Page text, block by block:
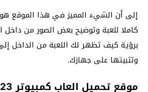
إلى أن الشيء المميز في هذا الموقع
كاملا للعبة وتوضيح بعض الصور من داخل
برؤية كيف تظهر لك اللعبة من الداخل
وتثبيتها على جهازك.
موقع تحميل العاب كمبيوتر 2023